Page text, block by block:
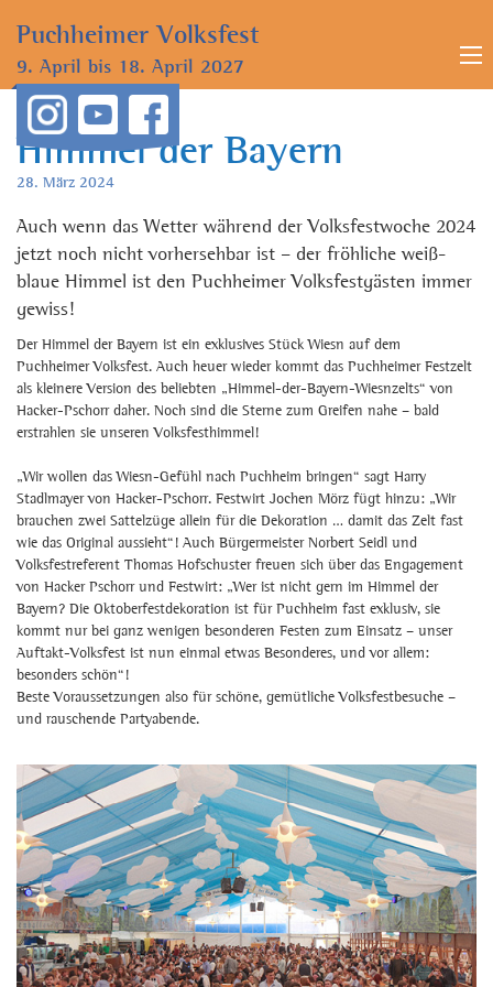
Puchheimer Volksfest
9. April bis 18. April 2027
Himmel der Bayern
28. März 2024
Auch wenn das Wetter während der Volksfestwoche 2024
jetzt noch nicht vorhersehbar ist – der fröhliche weiß-
blaue Himmel ist den Puchheimer Volksfestgästen immer
gewiss!
Der Himmel der Bayern ist ein exklusives Stück Wiesn auf dem
Puchheimer Volksfest. Auch heuer wieder kommt das Puchheimer Festzelt
als kleinere Version des beliebten „Himmel-der-Bayern-Wiesnzelts“ von
Hacker-Pschorr daher. Noch sind die Sterne zum Greifen nahe – bald
erstrahlen sie unseren Volksfesthimmel!
„Wir wollen das Wiesn-Gefühl nach Puchheim bringen“ sagt Harry
Stadlmayer von Hacker-Pschorr. Festwirt Jochen Mörz fügt hinzu: „Wir
brauchen zwei Sattelzüge allein für die Dekoration … damit das Zelt fast
wie das Original aussieht“! Auch Bürgermeister Norbert Seidl und
Volksfestreferent Thomas Hofschuster freuen sich über das Engagement
von Hacker Pschorr und Festwirt: „Wer ist nicht gern im Himmel der
Bayern? Die Oktoberfestdekoration ist für Puchheim fast exklusiv, sie
kommt nur bei ganz wenigen besonderen Festen zum Einsatz – unser
Auftakt-Volksfest ist nun einmal etwas Besonderes, und vor allem:
besonders schön“!
Beste Voraussetzungen also für schöne, gemütliche Volksfestbesuche –
und rauschende Partyabende.